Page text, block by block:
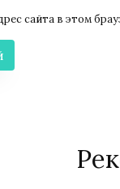
сайта в этом